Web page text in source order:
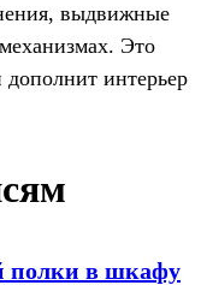
выдвижные
Это
дополнит интерьер
полки в шкафу